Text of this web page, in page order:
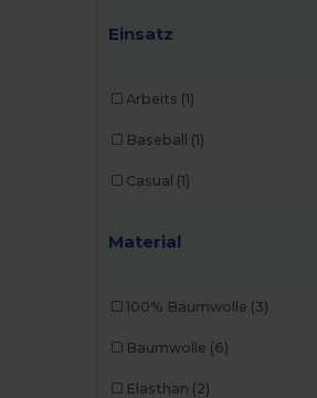
Einsatz
Arbeits (1)
Baseball (1)
Casual (1)
Material
100% Baumwolle (3)
Baumwolle (6)
Elasthan (2)